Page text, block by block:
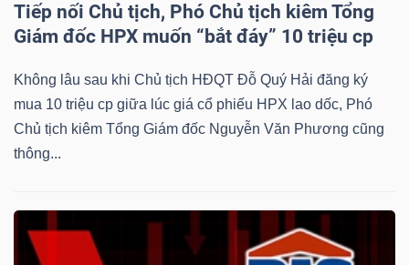
Tiếp nối Chủ tịch, Phó Chủ tịch kiêm Tổng
Giám đốc HPX muốn “bắt đáy” 10 triệu cp
Không lâu sau khi Chủ tịch HĐQT Đỗ Quý Hải đăng ký
mua 10 triệu cp giữa lúc giá cổ phiếu HPX lao dốc, Phó
Chủ tịch kiêm Tổng Giám đốc Nguyễn Văn Phương cũng
thông...
chính